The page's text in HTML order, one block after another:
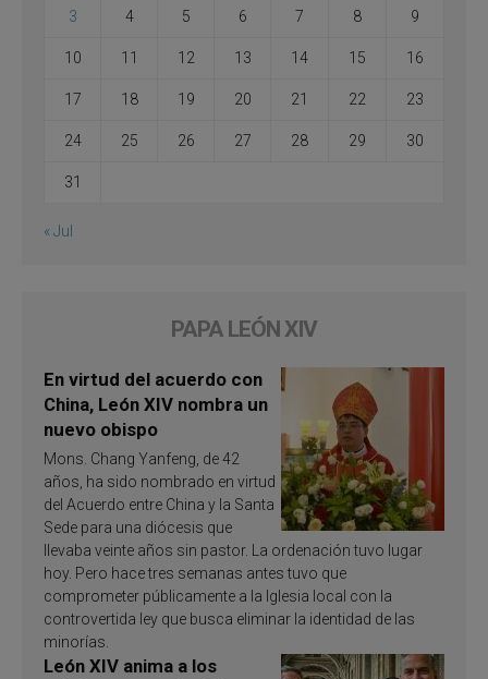
3 4 5 6 7 8 9
10 11 12 13 14 15 16
17 18 19 20 21 22 23
24 25 26 27 28 29 30
31
« Jul
PAPA LEÓN XIV
En virtud del acuerdo con
China, León XIV nombra un
nuevo obispo
Mons. Chang Yanfeng, de 42
años, ha sido nombrado en virtud
del Acuerdo entre China y la Santa
Sede para una diócesis que
llevaba veinte años sin pastor. La ordenación tuvo lugar
hoy. Pero hace tres semanas antes tuvo que
comprometer públicamente a la Iglesia local con la
controvertida ley que busca eliminar la identidad de las
minorías.
León XIV anima a los